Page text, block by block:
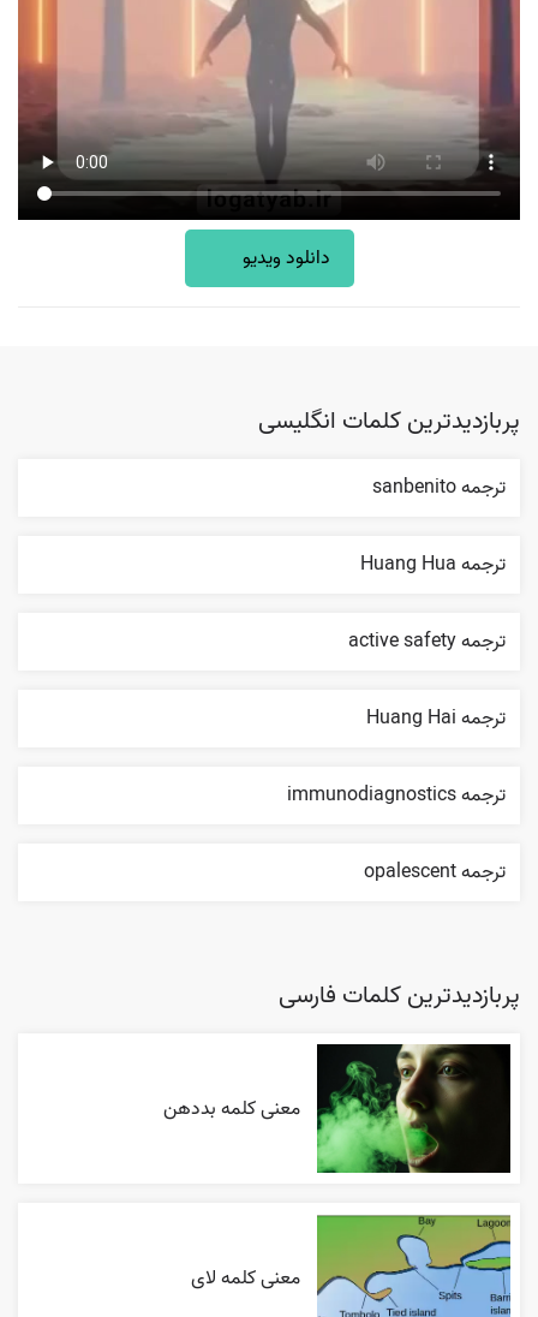
دانلود ویدیو
پربازدیدترین کلمات انگلیسی
ترجمه sanbenito
ترجمه Huang Hua
ترجمه active safety
ترجمه Huang Hai
ترجمه immunodiagnostics
ترجمه opalescent
پربازدیدترین کلمات فارسی
معنی کلمه بددهن
معنی کلمه لای